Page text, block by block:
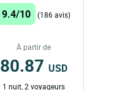
9.4/10 (186 avis)
À partir de
80.87 USD
1 nuit, 2 voyageurs